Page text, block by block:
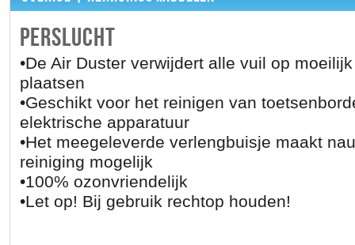
PERSLUCHT
•De Air Duster verwijdert alle vuil op
plaatsen
•Geschikt voor het reinigen van
elektrische apparatuur
•Het meegeleverde verlengbuisje maakt
reiniging mogelijk
•100% ozonvriendelijk
•Let op! Bij gebruik rechtop houden!